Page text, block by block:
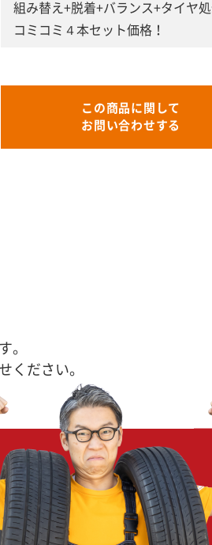
組み替え+脱着+バランス+タイヤ
コミコミ４本セット価格！
この商品に関して
お問い合わせする
。
ください。